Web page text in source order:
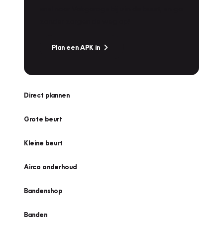
Plan een APK in
Direct plannen
Grote beurt
Kleine beurt
Airco onderhoud
Bandenshop
Banden